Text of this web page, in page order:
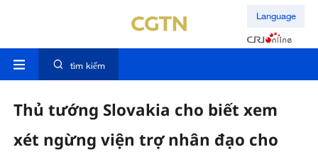
Language
tìm kiếm
Thủ tướng Slovakia cho biết xem
xét ngừng viện trợ nhân đạo cho